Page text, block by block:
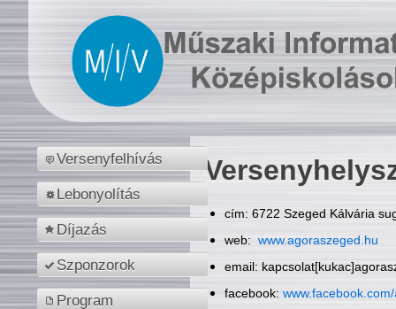
Versenyfelhívás
Lebonyolítás
Díjazás
Szponzorok
Program
cím: 6722 Szeged Kálvária
web: www.agoraszeged.hu
email:
facebook: